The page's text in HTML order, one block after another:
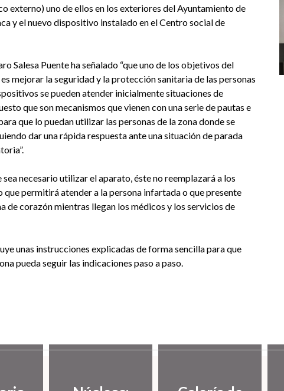
externo) uno de ellos en los exteriores del Ayuntamiento de
y el nuevo dispositivo instalado en el Centro social de
Salesa Puente ha señalado “que uno de los objetivos del
mejorar la seguridad y la protección sanitaria de las personas
se pueden atender inicialmente situaciones de
que son mecanismos que vienen con una serie de pautas e
que lo puedan utilizar las personas de la zona donde se
dar una rápida respuesta ante una situación de parada
sea necesario utilizar el aparato, éste no reemplazará a los
que permitirá atender a la persona infartada o que presente
de corazón mientras llegan los médicos y los servicios de
unas instrucciones explicadas de forma sencilla para que
pueda seguir las indicaciones paso a paso.